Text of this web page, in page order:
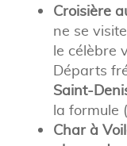
Croisière
ne se
le célèbre
Départs
Saint-
la formule
Char à